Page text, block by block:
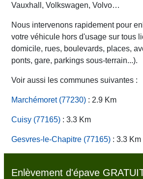
Vauxhall, Volkswagen, Volvo…
Nous intervenons rapidement pour
votre véhicule hors d'usage sur tous
domicile, rues, boulevards, places,
ponts, gare, parkings sous-terrain...).
Voir aussi les communes suivantes :
Marchémoret (77230) : 2.9 Km
Cuisy (77165) : 3.3 Km
Gesvres-le-Chapitre (77165) : 3.3 Km
Enlèvement d'épave